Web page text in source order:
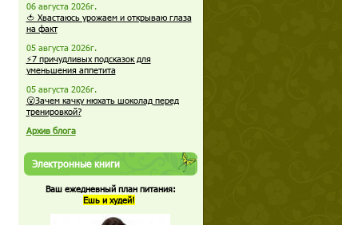
06 августа 2026г.
🍅 Хвастаюсь урожаем и открываю глаза
на факт
05 августа 2026г.
⚡7 причудливых подсказок для
уменьшения аппетита
05 августа 2026г.
😮Зачем качку нюхать шоколад перед
тренировкой?
Архив блога
Электронные книги
Ваш ежедневный план питания:
Ешь и худей!